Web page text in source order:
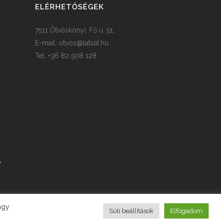
ELÉRHETŐSÉGEK
7511 Ötvöskónyi, Fő u. 51.
E-mail: otvos@latsat.hu
Tel: +36 82 508 128
Süti beállítások Elfogadom